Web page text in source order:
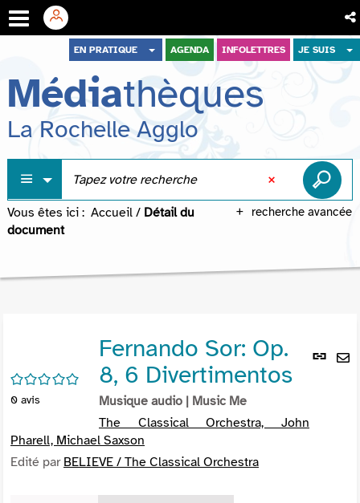
menu
contenu
recherche
EN PRATIQUE AGENDA INFOLETTRES JE SUIS
Médiathèques
La Rochelle Agglo
recherche avancée
Vous êtes ici : Accueil / Détail du
document
Lien
/5
0 avis
Fernando Sor: Op.
8, 6 Divertimentos
Musique audio | Music Me
The Classical Orchestra, John
Pharell, Michael Saxson
Edité par BELIEVE / The Classical Orchestra